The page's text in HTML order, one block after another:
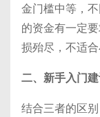
金门槛中等，
的资金有一定
损殆尽，不适合
二、新手入门
结合三者的区